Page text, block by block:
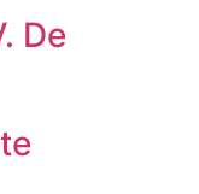
De